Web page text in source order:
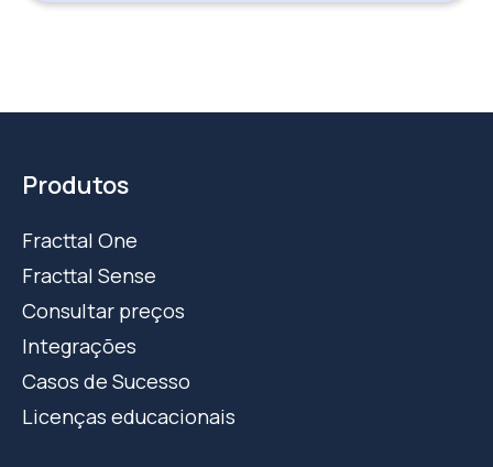
Produtos
Fracttal One
Fracttal Sense
Consultar preços
Integrações
Casos de Sucesso
Licenças educacionais